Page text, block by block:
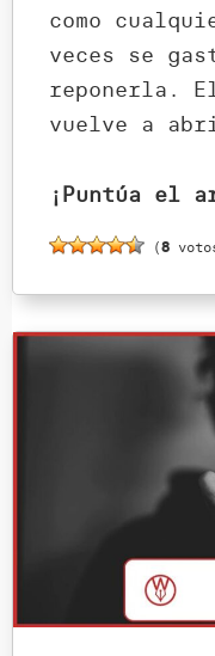
como
veces se
reponerla.
vuelve a
¡Puntúa el
(8